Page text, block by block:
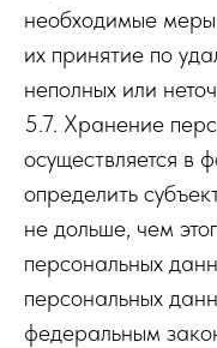
необходимые
их принятие по
неполных или
5.7. Хранение
осуществляется в
определить
не дольше, чем
персональных
персональных
федеральным